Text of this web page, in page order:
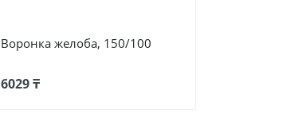
Воронка желоба, 150/100
6029 ₸